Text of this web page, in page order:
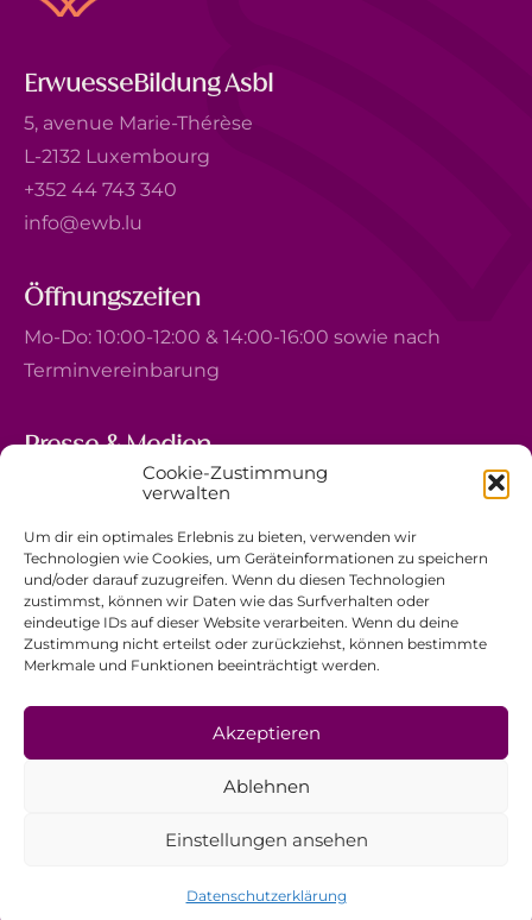
Cookie-Zustimmung
verwalten
Um dir ein optimales Erlebnis zu bieten, verwenden wir
Technologien wie Cookies, um Geräteinformationen zu speichern
und/oder darauf zuzugreifen. Wenn du diesen Technologien
zustimmst, können wir Daten wie das Surfverhalten oder
eindeutige IDs auf dieser Website verarbeiten. Wenn du deine
Zustimmung nicht erteilst oder zurückziehst, können bestimmte
Merkmale und Funktionen beeinträchtigt werden.
Akzeptieren
Ablehnen
Einstellungen ansehen
Datenschutzerklärung
ErwuesseBildung Asbl
5, avenue Marie-Thérèse
L-2132 Luxembourg
+352 44 743 340
info@ewb.lu
Öffnungszeiten
Mo-Do: 10:00-12:00 & 14:00-16:00 sowie nach
Terminvereinbarung
Presse & Medien
5, avenue Marie-Thérèse
+352 44 743 340
comm@ewb.lu
Spenden
Impressum
Allgemeine Geschäftsbedingungen